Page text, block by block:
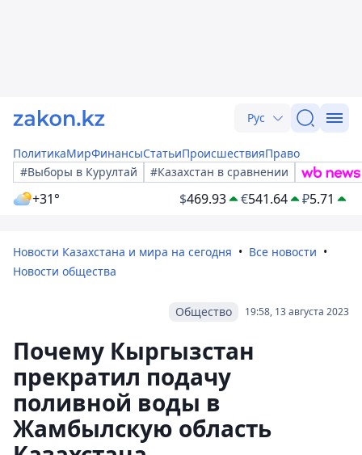
Рус
ПолитикаМирФинансыСтатьиПроисшествияПраво
#Выборы в Курултай
#Казахстан в сравнении
+31° $469.93 €541.64 ₽5.71
Новости Казахстана и мира на сегодня
Все новости
Новости общества
19:58, 13 августа 2023
Общество
Почему Кыргызстан
прекратил подачу
поливной воды в
Жамбылскую область